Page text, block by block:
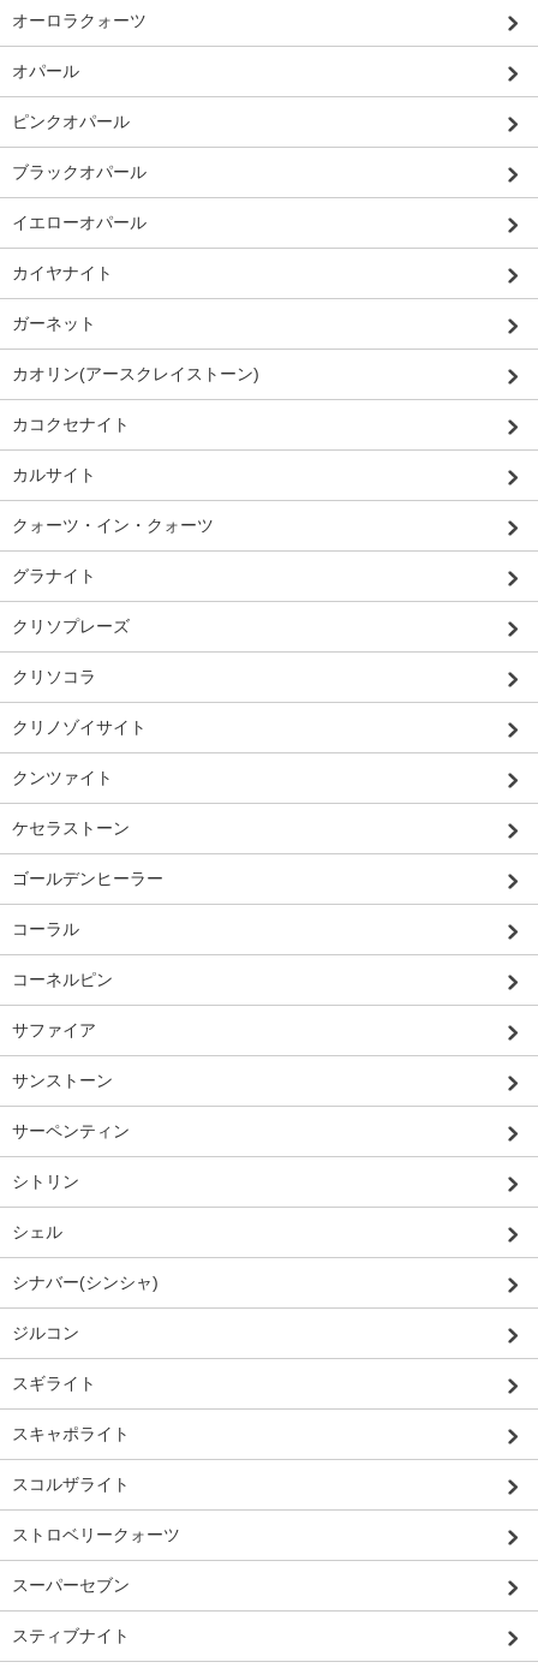
オーロラクォーツ
オパール
ピンクオパール
ブラックオパール
イエローオパール
カイヤナイト
ガーネット
カオリン(アースクレイストーン)
カコクセナイト
カルサイト
クォーツ・イン・クォーツ
グラナイト
クリソプレーズ
クリソコラ
クリノゾイサイト
クンツァイト
ケセラストーン
ゴールデンヒーラー
コーラル
コーネルピン
サファイア
サンストーン
サーペンティン
シトリン
シェル
シナバー(シンシャ)
ジルコン
スギライト
スキャポライト
スコルザライト
ストロベリークォーツ
スーパーセブン
スティブナイト